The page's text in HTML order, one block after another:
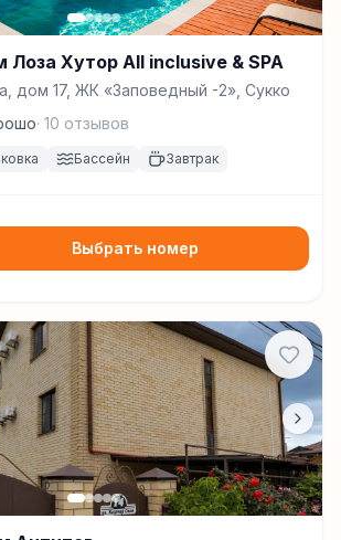
Лоза Хутор All inclusive & SPA
дом 17, ЖК «Заповедный -2», Сукко
· 10 отзывов
Бассейн Завтрак
Выбрать номер